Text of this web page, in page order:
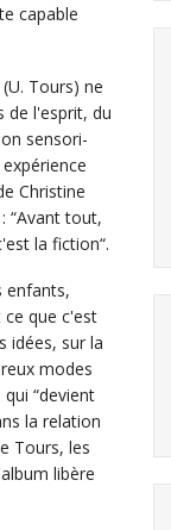
capable
Tours) ne
de l'esprit, du
sensori-
Christine
“Avant tout,
la fiction“.
enfants,
ce que c'est
idées, sur la
modes
“devient
la relation
Tours, les
libère